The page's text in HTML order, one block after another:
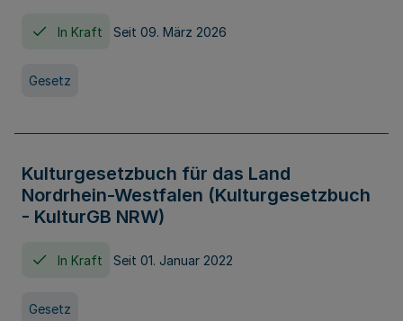
In Kraft Seit 09. März 2026
Gesetz
Kulturgesetzbuch für das Land
Nordrhein-Westfalen (Kulturgesetzbuch
- KulturGB NRW)
In Kraft Seit 01. Januar 2022
Gesetz